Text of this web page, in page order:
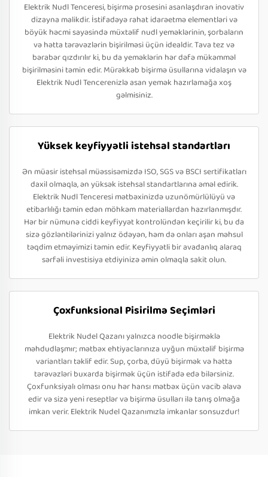
Elektrik Nudl Tenceresi, bişirmə prosesini asanlaşdıran inovativ
dizayna malikdir. İstifadəyə rahat idarəetmə elementləri və
böyük həcmi sayəsində müxtəlif nudl yeməklərinin, şorbaların
və hətta tərəvəzlərin bişirilməsi üçün idealdir. Tava tez və
bərabər qızdırılır ki, bu da yeməklərin hər dəfə mükəmməl
bişirilməsini təmin edir. Mürəkkəb bişirmə üsullarına vidalaşın və
Elektrik Nudl Tencerenizlə asan yemək hazırlamağa xoş
gəlmisiniz.
Yüksek keyfiyyətli istehsal standartları
Ən müasir istehsal müəssisəmizdə ISO, SGS və BSCI sertifikatları
daxil olmaqla, ən yüksək istehsal standartlarına əməl edirik.
Elektrik Nudl Tenceresi mətbəxinizdə uzunömürlülüyü və
etibarlılığı təmin edən möhkəm materiallardan hazırlanmışdır.
Hər bir nümunə ciddi keyfiyyət kontrolündən keçirilir ki, bu da
sizə gözləntilərinizi yalnız ödəyən, həm də onları aşan məhsul
təqdim etməyimizi təmin edir. Keyfiyyətli bir avadanlıq alaraq
sərfəli investisiya etdiyinizə əmin olmaqla sakit olun.
Çoxfunksional Pisirilmə Seçimləri
Elektrik Nudel Qazanı yalnızca noodle bişirməklə
məhdudlaşmır; mətbəx ehtiyaclarınıza uyğun müxtəlif bişirmə
variantları təklif edir. Sup, çorba, düyü bişirmək və hətta
tərəvəzləri buxarda bişirmək üçün istifadə edə bilərsiniz.
Çoxfunksiyalı olması onu hər hansı mətbəx üçün vacib əlavə
edir və sizə yeni reseptlər və bişirmə üsulları ilə tanış olmağa
imkan verir. Elektrik Nudel Qazanımızla imkanlar sonsuzdur!